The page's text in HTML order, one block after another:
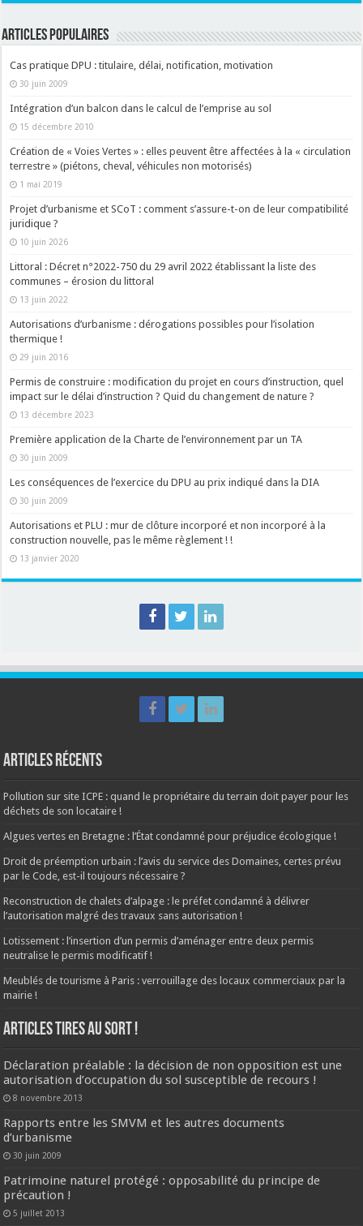
ARTICLES POPULAIRES
Cas pratique DPU : titulaire, délai, notification, motivation
30 juin 2009
Intégration d’un balcon dans le calcul de l’emprise au sol
15 décembre 2010
Création de « Voies Vertes » : elles peuvent être affectées à la « circulation
terrestre » (piétons, cheval, véhicules non motorisés)
1 mai 2019
Projet d’urbanisme et SCoT : comment s’assure-t-on de leur compatibilité
juridique ?
10 juin 2026
Littoral : Décret n°2022-750 du 29 avril 2022 établissant la liste des
communes – érosion du littoral
13 juin 2022
Autorisations d’urbanisme : dérogations possibles pour l’isolation
thermique !
29 juin 2016
Permis de construire : modification du projet en cours d’instruction, quel
impact sur le délai d’instruction ? Quid du changement de nature ?
13 décembre 2023
Première application de la Charte de l’environnement par un TA
30 juin 2009
Les conséquences de l’exercice du DPU au prix indiqué dans la DIA
30 juin 2009
Autorisations et PLU : mur de clôture incorporé et non incorporé à la
construction nouvelle, pas le même règlement ! !
13 janvier 2020
Articles récents
Pollution sur site ICPE : quand le propriétaire du terrain doit payer pour les
déchets de son locataire !
Algues vertes en Bretagne : l’État condamné pour préjudice écologique !
Droit de préemption urbain : l’avis du service des Domaines, certes prévu
par le Code, est-il toujours nécessaire ?
Reconstruction de chalets d’alpage : le préfet condamné à délivrer
l’autorisation malgré des travaux sans autorisation !
Lotissement : l’insertion d’un permis d’aménager entre deux permis
neutralise le permis modificatif !
Meublés de tourisme à Paris : verrouillage des locaux commerciaux par la
mairie !
ARTICLES TIRES AU SORT !
Déclaration préalable : la décision de non opposition est une
autorisation d’occupation du sol susceptible de recours !
8 novembre 2013
Rapports entre les SMVM et les autres documents
d’urbanisme
30 juin 2009
Patrimoine naturel protégé : opposabilité du principe de
précaution !
5 juillet 2013